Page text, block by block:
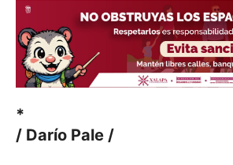
*
/ Darío Pale /